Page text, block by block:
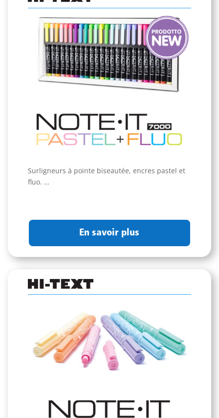
Surligneurs à pointe biseautée, encres pastel et
fluo. …
En savoir plus